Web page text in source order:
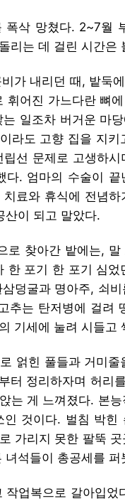
폭삭 망쳤다. 2~7월
리는 데 걸린 시간은
가 내리던 때, 밭둑
휘어진 가느다란 뼈
일조차 버거운 마
라도 고향 집을 지
선 문제로 고생하
다. 엄마의 수술이
료와 휴식에 전념
산이 되고 말았다.
로 찾아간 밭에는,
한 포기 한 포기 심
덩굴과 명아주, 쇠
추는 탄저병에 걸려
기세에 눌려 시들고
얽힌 풀들과 거미
터 정리하자며 허리
는 게 느껴졌다. 본
것이다. 벌침 박힌
가리지 못한 팔뚝
석들이 총공세를
작업복으로 갈아입